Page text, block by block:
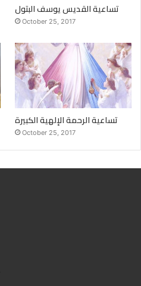
تساعية القديس يوسف البتول
October 25, 2017
تساعية الرحمة الإلهية الكبيرة
October 25, 2017